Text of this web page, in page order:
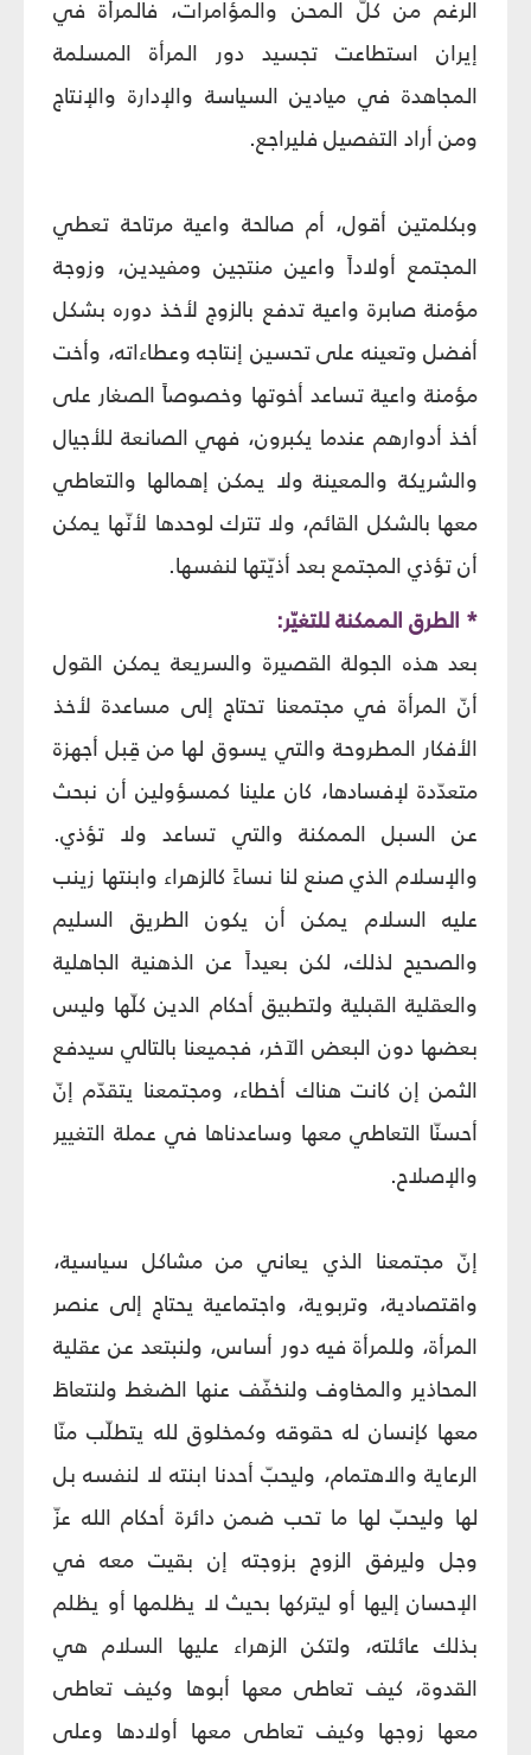
الرغم من كلّ المحن والمؤامرات، فالمرأة في
إيران استطاعت تجسيد دور المرأة المسلمة
المجاهدة في ميادين السياسة والإدارة والإنتاج
ومن أراد التفصيل فليراجع.
وبكلمتين أقول، أم صالحة واعية مرتاحة تعطي
المجتمع أولاداً واعين منتجين ومفيدين، وزوجة
مؤمنة صابرة واعية تدفع بالزوج لأخذ دوره بشكل
أفضل وتعينه على تحسين إنتاجه وعطاءاته، وأخت
مؤمنة واعية تساعد أخوتها وخصوصاً الصغار على
أخذ أدوارهم عندما يكبرون، فهي الصانعة للأجيال
والشريكة والمعينة ولا يمكن إهمالها والتعاطي
معها بالشكل القائم، ولا تترك لوحدها لأنّها يمكن
أن تؤذي المجتمع بعد أذيّتها لنفسها.
* الطرق الممكنة للتغيّر:
بعد هذه الجولة القصيرة والسريعة يمكن القول
أنّ المرأة في مجتمعنا تحتاج إلى مساعدة لأخذ
الأفكار المطروحة والتي يسوق لها من قِبل أجهزة
متعدّدة لإفسادها، كان علينا كمسؤولين أن نبحث
عن السبل الممكنة والتي تساعد ولا تؤذي.
والإسلام الذي صنع لنا نساءً كالزهراء وابنتها زينب
عليه السلام يمكن أن يكون الطريق السليم
والصحيح لذلك، لكن بعيداً عن الذهنية الجاهلية
والعقلية القبلية ولتطبيق أحكام الدين كلّها وليس
بعضها دون البعض الآخر، فجميعنا بالتالي سيدفع
الثمن إن كانت هناك أخطاء، ومجتمعنا يتقدّم إنّ
أحسنّا التعاطي معها وساعدناها في عملة التغيير
والإصلاح.
إنّ مجتمعنا الذي يعاني من مشاكل سياسية،
واقتصادية، وتربوية، واجتماعية يحتاج إلى عنصر
المرأة، وللمرأة فيه دور أساس، ولنبتعد عن عقلية
المحاذير والمخاوف ولنخفّف عنها الضغط ولنتعاطَ
معها كإنسان له حقوقه وكمخلوق لله يتطلّب منّا
الرعاية والاهتمام، وليحبّ أحدنا ابنته لا لنفسه بل
لها وليحبّ لها ما تحب ضمن دائرة أحكام الله عزّ
وجل وليرفق الزوج بزوجته إن بقيت معه في
الإحسان إليها أو ليتركها بحيث لا يظلمها أو يظلم
بذلك عائلته، ولتكن الزهراء عليها السلام هي
القدوة، كيف تعاطى معها أبوها وكيف تعاطى
معها زوجها وكيف تعاطى معها أولادها وعلى